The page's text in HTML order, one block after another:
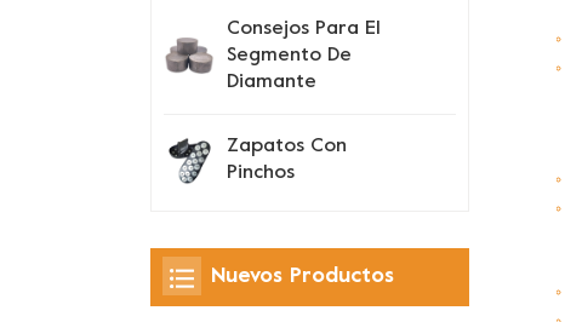
Consejos Para El
Segmento De
Diamante
Zapatos Con
Pinchos
Nuevos Productos